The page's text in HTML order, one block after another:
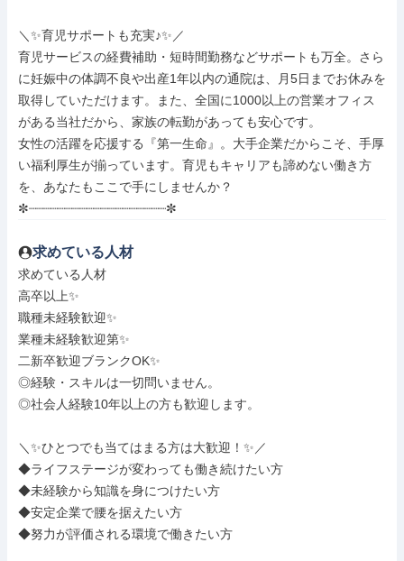
＼✨育児サポートも充実♪✨／
育児サービスの経費補助・短時間勤務などサポートも万全。さら
に妊娠中の体調不良や出産1年以内の通院は、月5日までお休みを
取得していただけます。また、全国に1000以上の営業オフィス
がある当社だから、家族の転勤があっても安心です。
女性の活躍を応援する『第一生命』。大手企業だからこそ、手厚
い福利厚生が揃っています。育児もキャリアも諦めない働き方
を、あなたもここで手にしませんか？
✼┈┈┈┈┈┈┈┈┈┈┈┈┈┈┈┈┈┈┈✼
求めている人材
求めている人材
高卒以上✨
職種未経験歓迎✨
業種未経験歓迎第✨
二新卒歓迎ブランクOK✨
◎経験・スキルは一切問いません。
◎社会人経験10年以上の方も歓迎します。
＼✨ひとつでも当てはまる方は大歓迎！✨／
◆ライフステージが変わっても働き続けたい方
◆未経験から知識を身につけたい方
◆安定企業で腰を据えたい方
◆努力が評価される環境で働きたい方